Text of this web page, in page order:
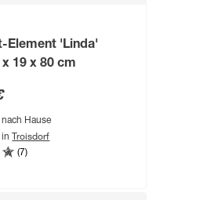
Element 'Linda'
19 x 80 cm
Hause
in Troisdorf
(7)